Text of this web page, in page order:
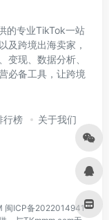
的专业TikTok一站
及跨境出海卖家，
变现、数据分析、
必备工具，让跨境
行榜 关于我们
闽ICP备2022014941